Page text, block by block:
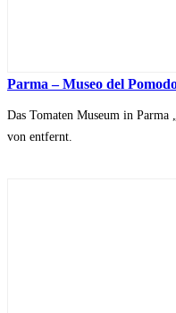
Parma – Museo del
Das Tomaten Museum in
von entfernt.